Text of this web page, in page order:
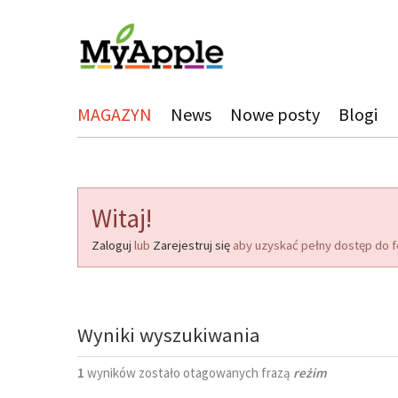
MAGAZYN News Nowe posty Blogi
Witaj!
Zaloguj lub Zarejestruj się aby uzyskać pełny dostęp do
Wyniki wyszukiwania
1 wyników zostało otagowanych frazą reżim